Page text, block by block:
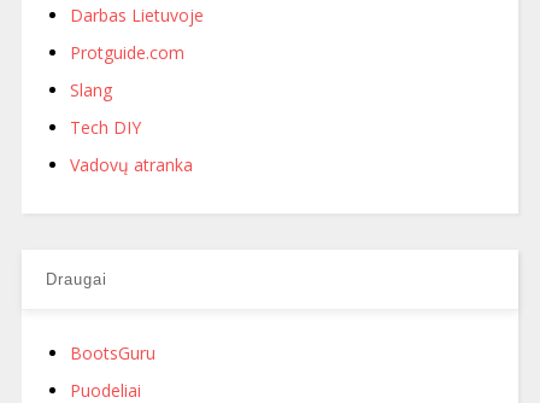
Darbas Lietuvoje
Protguide.com
Slang
Tech DIY
Vadovų atranka
Draugai
BootsGuru
Puodeliai